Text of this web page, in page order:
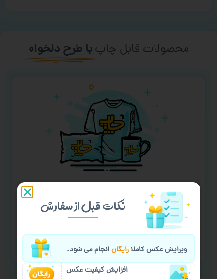
محصولات قابل چاپ با طرح دلخواه
چاپ با طرح دلخواه
۵۰+ محصول قابل چاپ
پشتیبانی آنلاین
نکات قبل از سفارش
ویرایش عکس کاملارایگانانجام می شود.
افزایش کیفیت عکس